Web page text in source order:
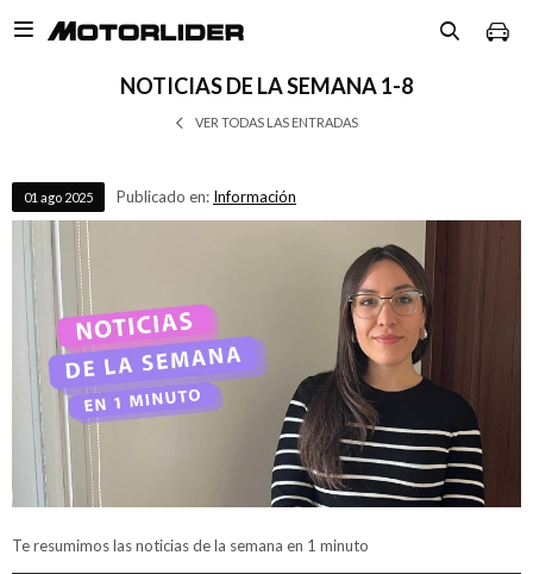

NOTICIAS DE LA SEMANA 1-8
VER TODAS LAS ENTRADAS
01 ago 2025 Publicado en: Información
Te resumimos las noticias de la semana en 1 minuto